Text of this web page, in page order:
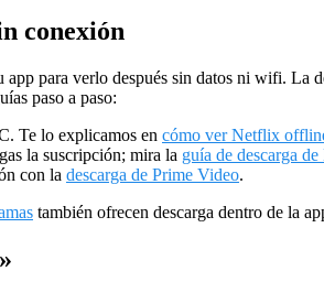
conexión
para verlo después sin datos ni wifi. La
paso a paso:
Te lo explicamos en cómo ver Netflix
la suscripción; mira la guía de descarga
con la descarga de Prime Video.
también ofrecen descarga dentro de la